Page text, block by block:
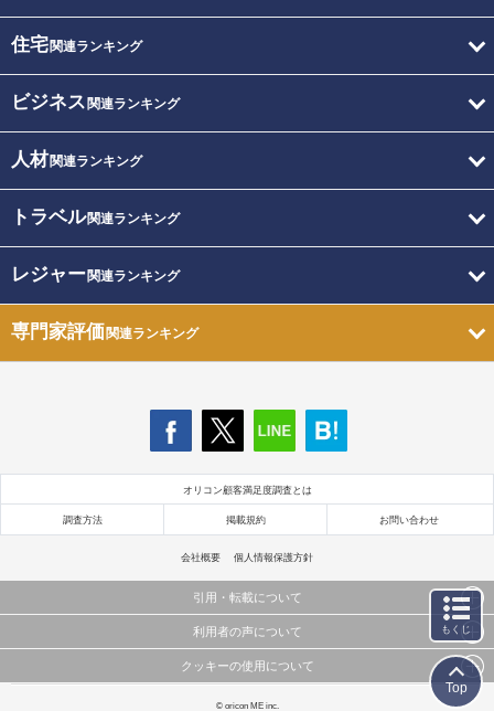
住宅関連ランキング
ビジネス 関連ランキング
人材関連ランキング
トラベル関連ランキング
レジャー関連ランキング
専門家評価関連ランキング
オリコン顧客満足度調査とは
調査方法 掲載規約 お問い合わせ
会社概要 個人情報保護方針
引用・転載について
当サイトで公開されている情報（文字、写真、イラスト、画像データ等）及びこれらの配置・
これらの情報を権利者の許可なく無断転載・複製などの二次利用を行うことは固く禁じており
利用者の声について
当サイトに掲載している内容はすべてサービスの利用者が提出された見解・感想です。
クッキーの使用について
このサイトでは Cookie を使用して、ユーザーに合わせたコンテンツや広告の表示、ソーシャル
© oricon ME inc.
もくじ
Top